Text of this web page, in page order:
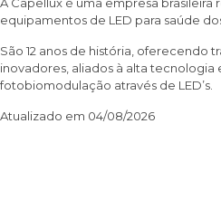
equipamentos de LED para saúde
São 12 anos de história, oferecendo
inovadores, aliados à alta tecnologia
fotobiomodulação através de LED’s.
Atualizado em 04/08/2026